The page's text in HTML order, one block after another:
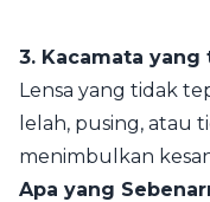
3. Kacamata
Lensa yang tidak
lelah, pusing, atau
menimbulkan
Apa yang